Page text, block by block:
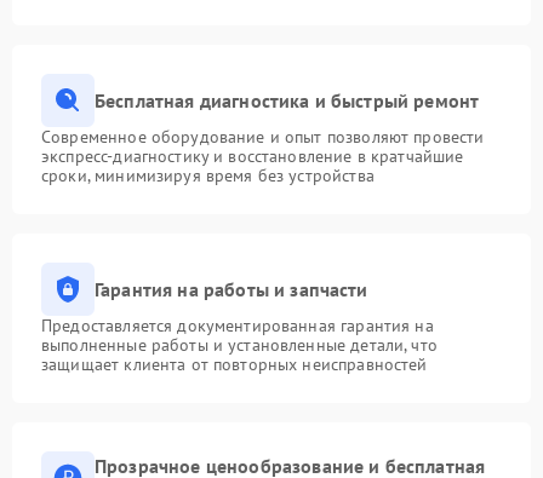
Бесплатная диагностика и быстрый ремонт
Современное оборудование и опыт позволяют провести
экспресс-диагностику и восстановление в кратчайшие
сроки, минимизируя время без устройства
Гарантия на работы и запчасти
Предоставляется документированная гарантия на
выполненные работы и установленные детали, что
защищает клиента от повторных неисправностей
Прозрачное ценообразование и бесплатная